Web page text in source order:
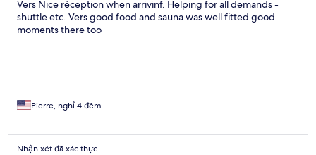
Vers Nice réception when arrivinf. Helping for all demands -
shuttle etc. Vers good food and sauna was well fitted good
moments there too
Pierre, nghỉ 4 đêm
Nhận xét đã xác thực